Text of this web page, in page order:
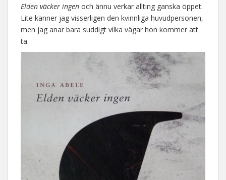
Elden väcker ingen och ännu verkar allting ganska öppet.
Lite känner jag visserligen den kvinnliga huvudpersonen,
men jag anar bara suddigt vilka vägar hon kommer att
ta.